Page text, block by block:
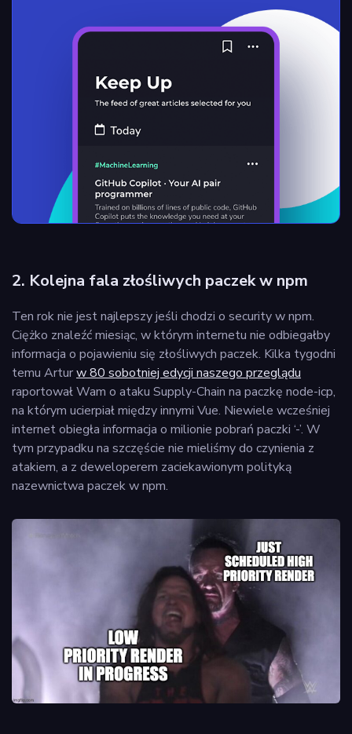
2. Kolejna fala złośliwych paczek w npm
Ten rok nie jest najlepszy jeśli chodzi o security w npm.
Ciężko znaleźć miesiąc, w którym internetu nie odbiegałby
informacja o pojawieniu się złośliwych paczek. Kilka tygodni
temu Arturw 80 sobotniej edycji naszego przeglądu
raportował Wam o ataku Supply-Chain na paczkę node-icp,
na którym ucierpiał między innymi Vue. Niewiele wcześniej
internet obiegła informacja o milionie pobrań paczki ‘-’. W
tym przypadku na szczęście nie mieliśmy do czynienia z
atakiem, a z deweloperem zaciekawionym polityką
nazewnictwa paczek w npm.